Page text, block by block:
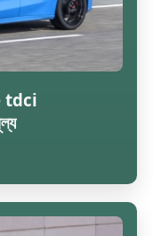
tdci